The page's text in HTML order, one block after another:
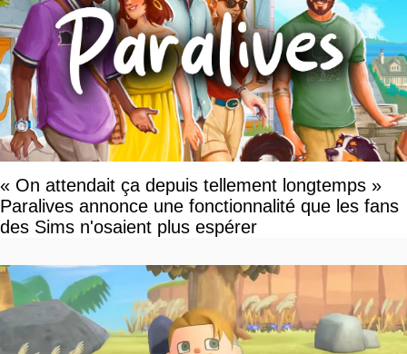
« On attendait ça depuis tellement longtemps »
Paralives annonce une fonctionnalité que les fans
des Sims n'osaient plus espérer